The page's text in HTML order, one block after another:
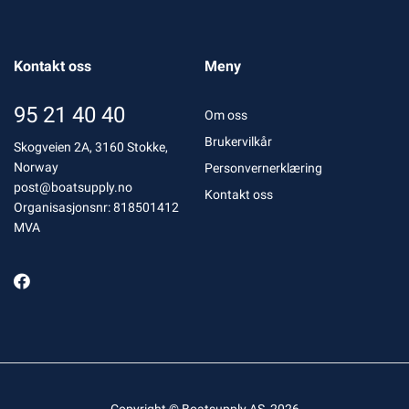
Kontakt oss
95 21 40 40
Skogveien 2A, 3160 Stokke,
Norway
post@boatsupply.no
Organisasjonsnr: 818501412
MVA
Meny
Om oss
Brukervilkår
Personvernerklæring
Kontakt oss